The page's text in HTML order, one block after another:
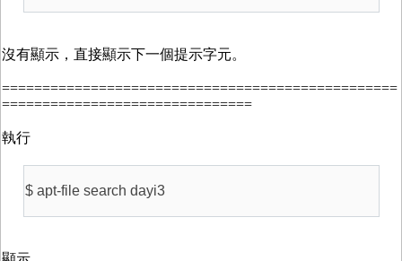
沒有顯示，直接顯示下一個提示字元。
=================================================
===============================
執行
$ apt-file search dayi3